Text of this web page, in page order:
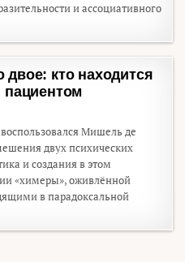
и ассоциативного
двое: кто находится
пациентом
Мишель де
двух психических
и создания в этом
«химеры», оживлённой
в парадоксальной